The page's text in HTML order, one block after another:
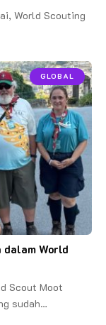
World Scouting
GLOBAL
dalam World
Scout Moot
sudah…